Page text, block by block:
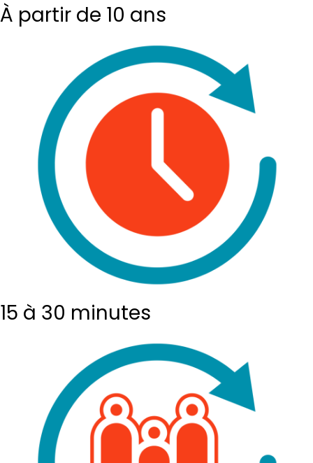
À partir de 10 ans
15 à 30 minutes